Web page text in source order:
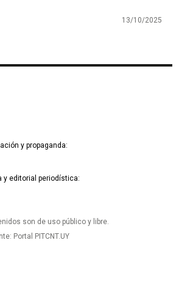
13/10/2025
y propaganda:
y editorial periodística:
son de uso público y libre.
Portal PITCNT.UY